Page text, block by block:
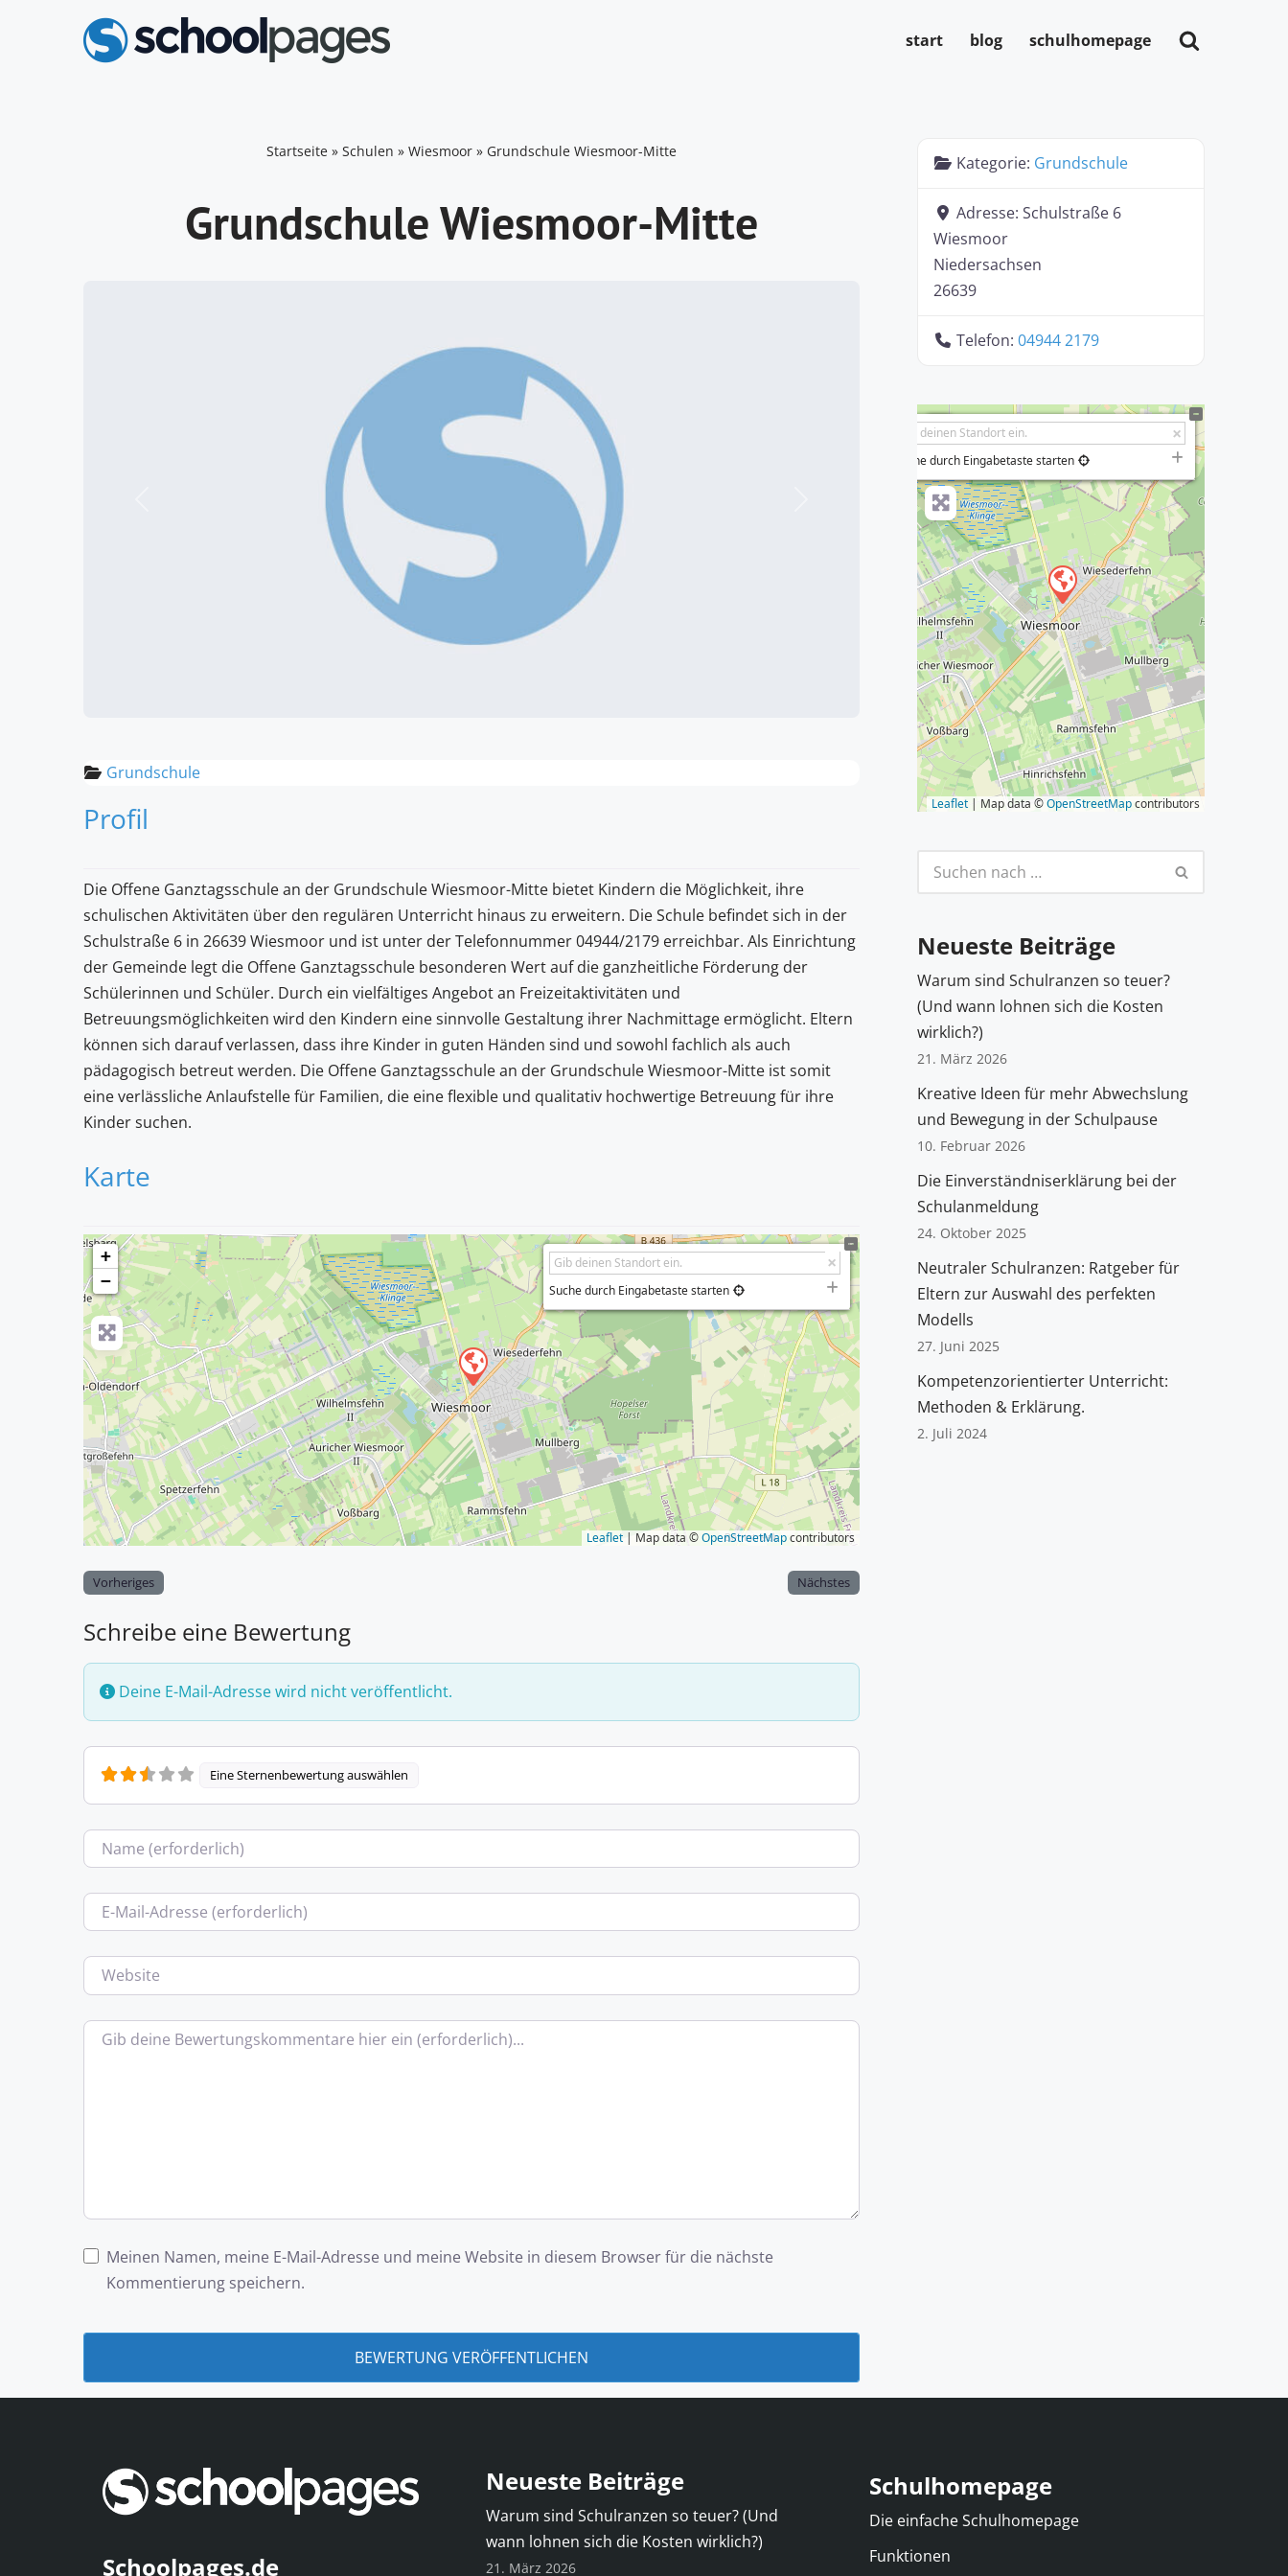
start blog schulhomepage
Startseite » Schulen » Wiesmoor » Grundschule Wiesmoor-Mitte
Grundschule Wiesmoor-Mitte
Grundschule
Profil
Die Offene Ganztagsschule an der Grundschule Wiesmoor-Mitte bietet Kindern die Möglichkeit, ihre
schulischen Aktivitäten über den regulären Unterricht hinaus zu erweitern. Die Schule befindet sich in der
Schulstraße 6 in 26639 Wiesmoor und ist unter der Telefonnummer 04944/2179 erreichbar. Als Einrichtung
der Gemeinde legt die Offene Ganztagsschule besonderen Wert auf die ganzheitliche Förderung der
Schülerinnen und Schüler. Durch ein vielfältiges Angebot an Freizeitaktivitäten und
Betreuungsmöglichkeiten wird den Kindern eine sinnvolle Gestaltung ihrer Nachmittage ermöglicht. Eltern
können sich darauf verlassen, dass ihre Kinder in guten Händen sind und sowohl fachlich als auch
pädagogisch betreut werden. Die Offene Ganztagsschule an der Grundschule Wiesmoor-Mitte ist somit
eine verlässliche Anlaufstelle für Familien, die eine flexible und qualitativ hochwertige Betreuung für ihre
Kinder suchen.
Karte
+
−
Suche durch Eingabetaste starten
Leaflet | Map data ©OpenStreetMapcontributors
Vorheriges Nächstes
Schreibe eine Bewertung
Deine E-Mail-Adresse wird nicht veröffentlicht.
Eine Sternenbewertung auswählen
Name
E-Mail
Website
Bewertungstext
Meinen Namen, meine E-Mail-Adresse und meine Website in diesem Browser für die nächste
Kommentierung speichern.
Kategorie: Grundschule
Adresse: Schulstraße 6
Wiesmoor
Niedersachsen
26639
Telefon: 04944 2179
+
−
Suche durch Eingabetaste starten
Leaflet | Map data ©OpenStreetMapcontributors
Neueste Beiträge
Warum sind Schulranzen so teuer?
(Und wann lohnen sich die Kosten
wirklich?)
21. März 2026
Kreative Ideen für mehr Abwechslung
und Bewegung in der Schulpause
10. Februar 2026
Die Einverständniserklärung bei der
Schulanmeldung
24. Oktober 2025
Neutraler Schulranzen: Ratgeber für
Eltern zur Auswahl des perfekten
Modells
27. Juni 2025
Kompetenzorientierter Unterricht:
Methoden & Erklärung.
2. Juli 2024
Schoolpages.de
Neueste Beiträge
Warum sind Schulranzen so teuer? (Und
wann lohnen sich die Kosten wirklich?)
21. März 2026
Schulhomepage
Die einfache Schulhomepage
Funktionen